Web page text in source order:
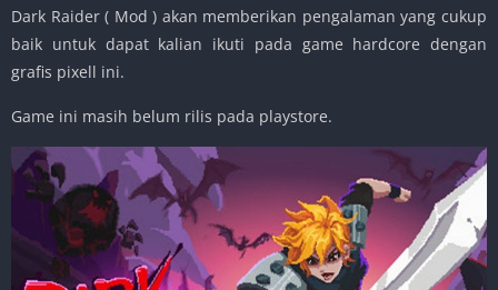
Dark Raider ( Mod ) akan memberikan pengalaman yang cukup
baik untuk dapat kalian ikuti pada game hardcore dengan
grafis pixell ini.
Game ini masih belum rilis pada playstore.